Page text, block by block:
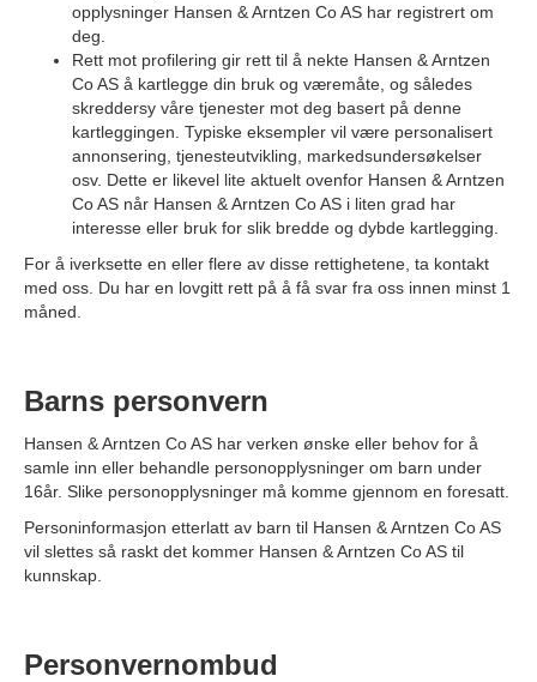
opplysninger Hansen & Arntzen Co AS har registrert om
deg.
Rett mot profilering gir rett til å nekte Hansen & Arntzen
Co AS å kartlegge din bruk og væremåte, og således
skreddersy våre tjenester mot deg basert på denne
kartleggingen. Typiske eksempler vil være personalisert
annonsering, tjenesteutvikling, markedsundersøkelser
osv. Dette er likevel lite aktuelt ovenfor Hansen & Arntzen
Co AS når Hansen & Arntzen Co AS i liten grad har
interesse eller bruk for slik bredde og dybde kartlegging.
For å iverksette en eller flere av disse rettighetene, ta kontakt
med oss. Du har en lovgitt rett på å få svar fra oss innen minst 1
måned.
Barns personvern
Hansen & Arntzen Co AS har verken ønske eller behov for å
samle inn eller behandle personopplysninger om barn under
16år. Slike personopplysninger må komme gjennom en foresatt.
Personinformasjon etterlatt av barn til Hansen & Arntzen Co AS
vil slettes så raskt det kommer Hansen & Arntzen Co AS til
kunnskap.
Personvernombud